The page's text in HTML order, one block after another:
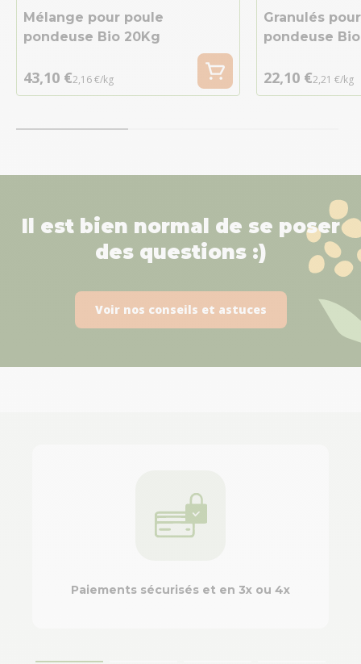
Mélange pour poule
pondeuse Bio 20Kg
43,10 €2,16 €/kg
Granulés
pondeuse
22,10 €2,21 €/kg
Il est bien normal de se poser
des questions :)
Voir nos conseils et astuces
Paiements sécurisés et en 3x ou 4x